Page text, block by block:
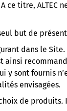
ce titre,
but de
dans le
ainsi
y sont fournis
envisagées.
de